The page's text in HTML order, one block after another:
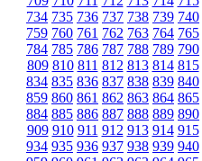
734 735 736 737 738 739 740
759 760 761 762 763 764 765
784 785 786 787 788 789 790
809 810 811 812 813 814 815
834 835 836 837 838 839 840
859 860 861 862 863 864 865
884 885 886 887 888 889 890
909 910 911 912 913 914 915
934 935 936 937 938 939 940